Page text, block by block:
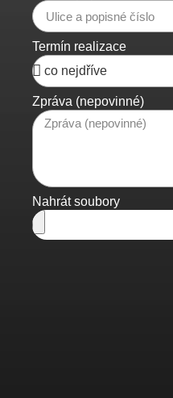
Termín realizace
Zpráva (nepovinné)
Nahrát soubory